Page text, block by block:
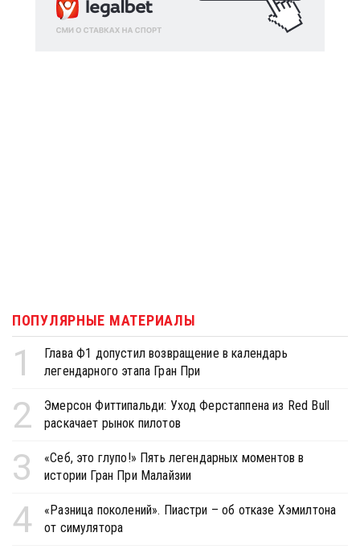
ПОПУЛЯРНЫЕ МАТЕРИАЛЫ
1
Глава Ф1 допустил возвращение в календарь
легендарного этапа Гран При
2
Эмерсон Фиттипальди: Уход Ферстаппена из Red Bull
раскачает рынок пилотов
3
«Себ, это глупо!» Пять легендарных моментов в
истории Гран При Малайзии
4
«Разница поколений». Пиастри – об отказе Хэмилтона
от симулятора